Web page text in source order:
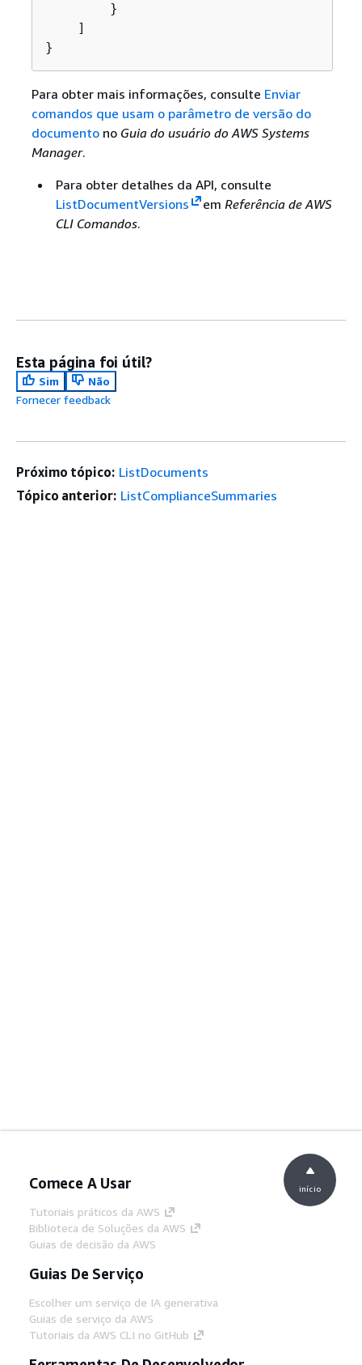
        }
    ]
}
Para obter mais informações, consulte Enviar
comandos que usam o parâmetro de versão do
documentono Guia do usuário do AWS Systems
Manager.
Para obter detalhes da API, consulte
ListDocumentVersions
emReferência de AWS
CLI Comandos.
Esta página foi útil?
Sim
Não
Fornecer feedback
Próximo tópico: ListDocuments
Tópico anterior: ListComplianceSummaries
Comece A Usar
Tutoriais práticos da AWS
Biblioteca de Soluções da AWS
Guias de decisão da AWS
Guias De Serviço
Escolher um serviço de IA generativa
Guias de serviço da AWS
Tutoriais da AWS CLI no GitHub
início